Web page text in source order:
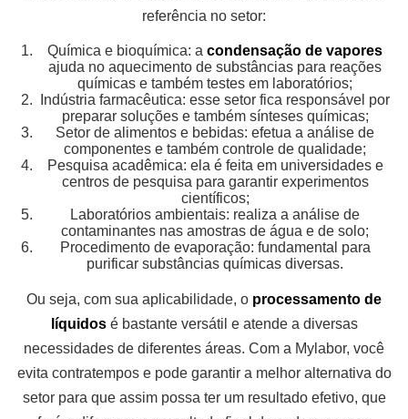
referência no setor:
Química e bioquímica: a condensação de vapores
ajuda no aquecimento de substâncias para reações
químicas e também testes em laboratórios;
Indústria farmacêutica: esse setor fica responsável por
preparar soluções e também sínteses químicas;
Setor de alimentos e bebidas: efetua a análise de
componentes e também controle de qualidade;
Pesquisa acadêmica: ela é feita em universidades e
centros de pesquisa para garantir experimentos
científicos;
Laboratórios ambientais: realiza a análise de
contaminantes nas amostras de água e de solo;
Procedimento de evaporação: fundamental para
purificar substâncias químicas diversas.
Ou seja, com sua aplicabilidade, o processamento de
líquidos é bastante versátil e atende a diversas
necessidades de diferentes áreas. Com a Mylabor, você
evita contratempos e pode garantir a melhor alternativa do
setor para que assim possa ter um resultado efetivo, que